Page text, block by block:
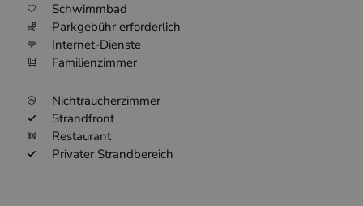
Schwimmbad
Parkgebühr erforderlich
Internet-Dienste
Familienzimmer
Nichtraucherzimmer
Strandfront
Restaurant
Privater Strandbereich